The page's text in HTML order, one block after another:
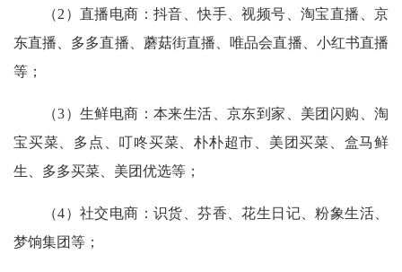
（2）直播电商：抖音、快手、视频号、淘宝直播、京
东直播、多多直播、蘑菇街直播、唯品会直播、小红书直播
等；
（3）生鲜电商：本来生活、京东到家、美团闪购、淘
宝买菜、多点、叮咚买菜、朴朴超市、美团买菜、盒马鲜
生、多多买菜、美团优选等；
（4）社交电商：识货、芬香、花生日记、粉象生活、
梦饷集团等；